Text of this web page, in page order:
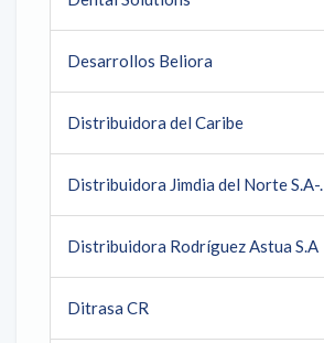
Desarrollos Beliora
Distribuidora del Caribe
Distribuidora Jimdia del Norte S.A-.
Distribuidora Rodríguez Astua S.A
Ditrasa CR